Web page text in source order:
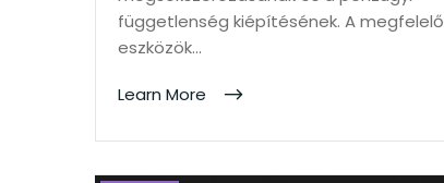
függetlenség kiépítésének. A megfelelő
eszközök…
Learn More